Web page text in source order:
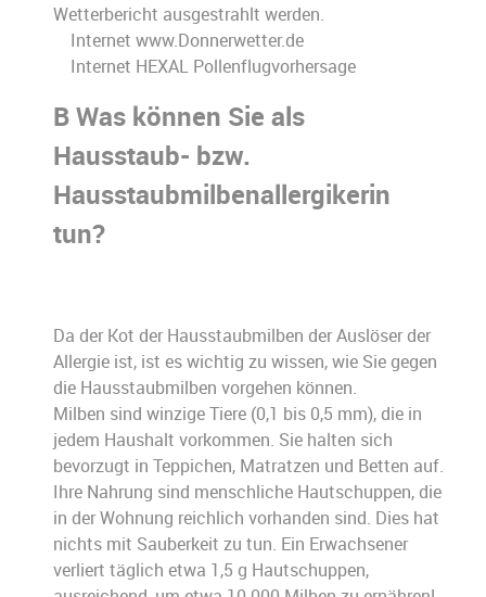
Wetterbericht ausgestrahlt werden.
Internet www.Donnerwetter.de
Internet HEXAL Pollenflugvorhersage
B Was können Sie als
Hausstaub- bzw.
Hausstaubmilbenallergikerin
tun?
Da der Kot der Hausstaubmilben der Auslöser der
Allergie ist, ist es wichtig zu wissen, wie Sie gegen
die Hausstaubmilben vorgehen können.
Milben sind winzige Tiere (0,1 bis 0,5 mm), die in
jedem Haushalt vorkommen. Sie halten sich
bevorzugt in Teppichen, Matratzen und Betten auf.
Ihre Nahrung sind menschliche Hautschuppen, die
in der Wohnung reichlich vorhanden sind. Dies hat
nichts mit Sauberkeit zu tun. Ein Erwachsener
verliert täglich etwa 1,5 g Hautschuppen,